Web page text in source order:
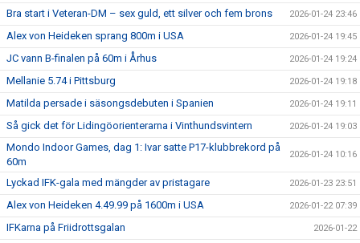
Bra start i Veteran-DM – sex guld, ett silver och fem brons 2026-01-24 23:46
Alex von Heideken sprang 800m i USA 2026-01-24 19:45
JC vann B-finalen på 60m i Århus 2026-01-24 19:24
Mellanie 5.74 i Pittsburg 2026-01-24 19:18
Matilda persade i säsongsdebuten i Spanien 2026-01-24 19:11
Så gick det för Lidingöorienterarna i Vinthundsvintern 2026-01-24 19:03
Mondo Indoor Games, dag 1: Ivar satte P17-klubbrekord på
60m
2026-01-24 10:16
Lyckad IFK-gala med mängder av pristagare 2026-01-23 23:51
Alex von Heideken 4.49.99 på 1600m i USA 2026-01-22 07:39
IFKarna på Friidrottsgalan 2026-01-22